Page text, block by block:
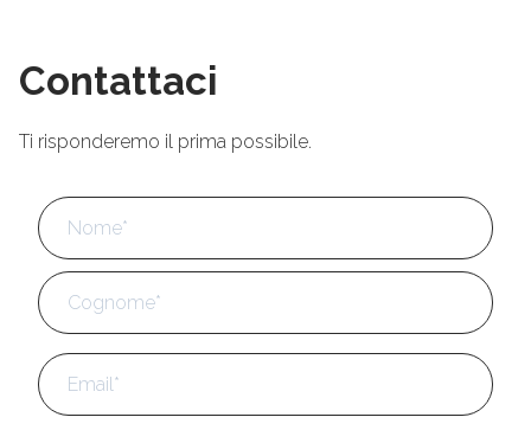
Contattaci
Ti risponderemo il prima possibile.
Nome *
Email